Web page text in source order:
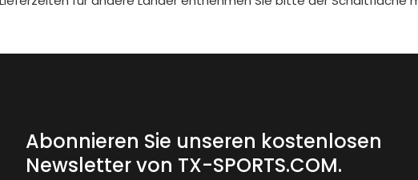
Abonnieren Sie unseren kostenlosen
Newsletter von TX-SPORTS.COM.